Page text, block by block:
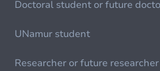
Doctoral student or future
UNamur student
Researcher or future researcher